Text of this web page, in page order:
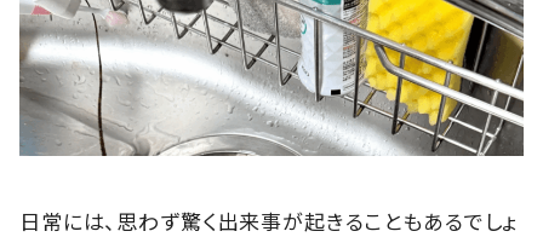
日常には、思わず驚く出来事が起きることもあるでしょ